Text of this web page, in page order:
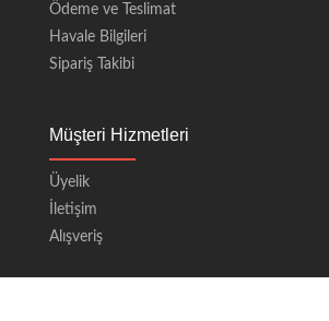
Ödeme ve Teslimat
Havale Bilgileri
Sipariş Takibi
Müşteri Hizmetleri
Üyelik
İletişim
Alışveriş